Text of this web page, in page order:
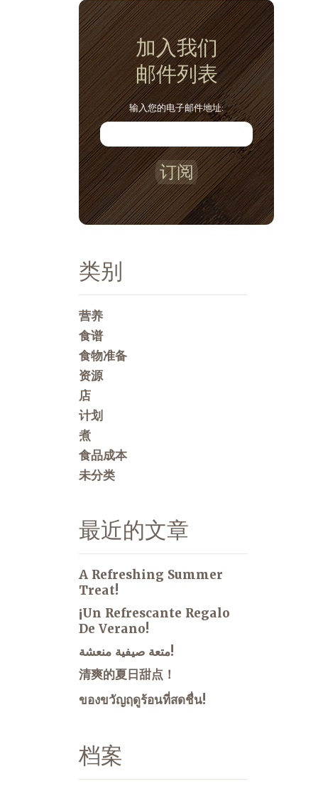
加入我们
邮件列表
输入您的电子邮件地址:
订阅
类别
营养
食谱
食物准备
资源
店
计划
煮
食品成本
未分类
最近的文章
A Refreshing Summer
Treat!
¡Un Refrescante Regalo
De Verano!
متعة صيفية منعشة!
清爽的夏日甜点！
ของขวัญฤดูร้อนที่สดชื่น!
档案